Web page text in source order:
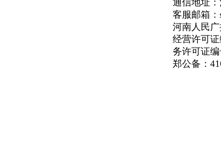
通信地址：
客服邮箱：
河南人民
经营许可
务许可证
郑公备：